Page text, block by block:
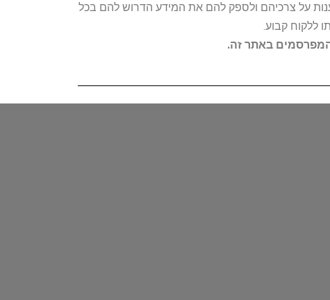
על צרכיהם ולספק להם את המידע הדרוש להם בכל
ללקוח קבוע.
המפרסמים באתר זה.